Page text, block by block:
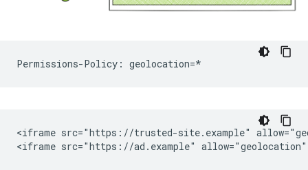
<iframe src="https://trusted-site.example"